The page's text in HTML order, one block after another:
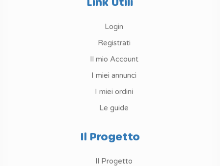
Login
Registrati
Il mio Account
I miei annunci
I miei ordini
Le guide
Il Progetto
Il Progetto